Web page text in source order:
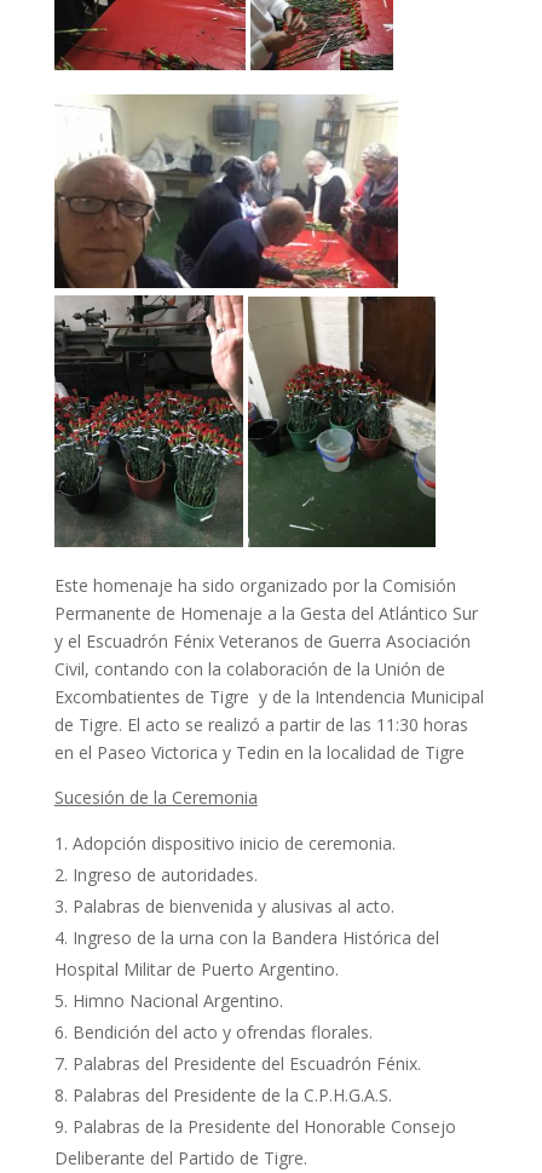
Este homenaje ha sido organizado por la Comisión
Permanente de Homenaje a la Gesta del Atlántico Sur
y el Escuadrón Fénix Veteranos de Guerra Asociación
Civil, contando con la colaboración de la Unión de
Excombatientes de Tigre y de la Intendencia Municipal
de Tigre. El acto se realizó a partir de las 11:30 horas
en el Paseo Victorica y Tedin en la localidad de Tigre
Sucesión de la Ceremonia
Adopción dispositivo inicio de ceremonia.
Ingreso de autoridades.
Palabras de bienvenida y alusivas al acto.
Ingreso de la urna con la Bandera Histórica del
Hospital Militar de Puerto Argentino.
Himno Nacional Argentino.
Bendición del acto y ofrendas florales.
Palabras del Presidente del Escuadrón Fénix.
Palabras del Presidente de la C.P.H.G.A.S.
Palabras de la Presidente del Honorable Consejo
Deliberante del Partido de Tigre.